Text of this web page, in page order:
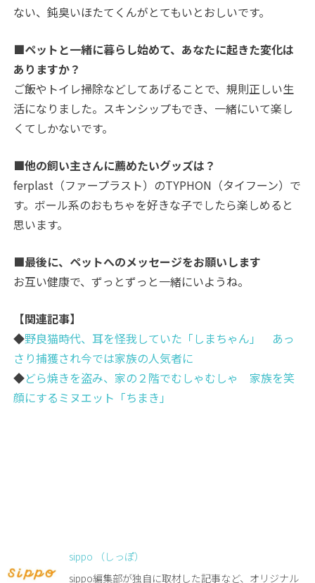
ない、鈍臭いほたてくんがとてもいとおしいです。
■ペットと一緒に暮らし始めて、あなたに起きた変化は
ありますか？
ご飯やトイレ掃除などしてあげることで、規則正しい生
活になりました。スキンシップもでき、一緒にいて楽し
くてしかないです。
■他の飼い主さんに薦めたいグッズは？
ferplast（ファープラスト）のTYPHON（タイフーン）で
す。ボール系のおもちゃを好きな子でしたら楽しめると
思います。
■最後に、ペットへのメッセージをお願いします
お互い健康で、ずっとずっと一緒にいようね。
【関連記事】
◆野良猫時代、耳を怪我していた「しまちゃん」 あっ
さり捕獲され今では家族の人気者に
◆どら焼きを盗み、家の２階でむしゃむしゃ 家族を笑
顔にするミヌエット「ちまき」
sippo （しっぽ）
sippo編集部が独自に取材した記事など、オリジナル